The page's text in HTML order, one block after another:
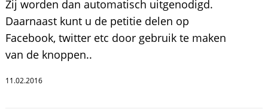
Zij worden dan automatisch uitgenodigd.
Daarnaast kunt u de petitie delen op
Facebook, twitter etc door gebruik te maken
van de knoppen..
11.02.2016